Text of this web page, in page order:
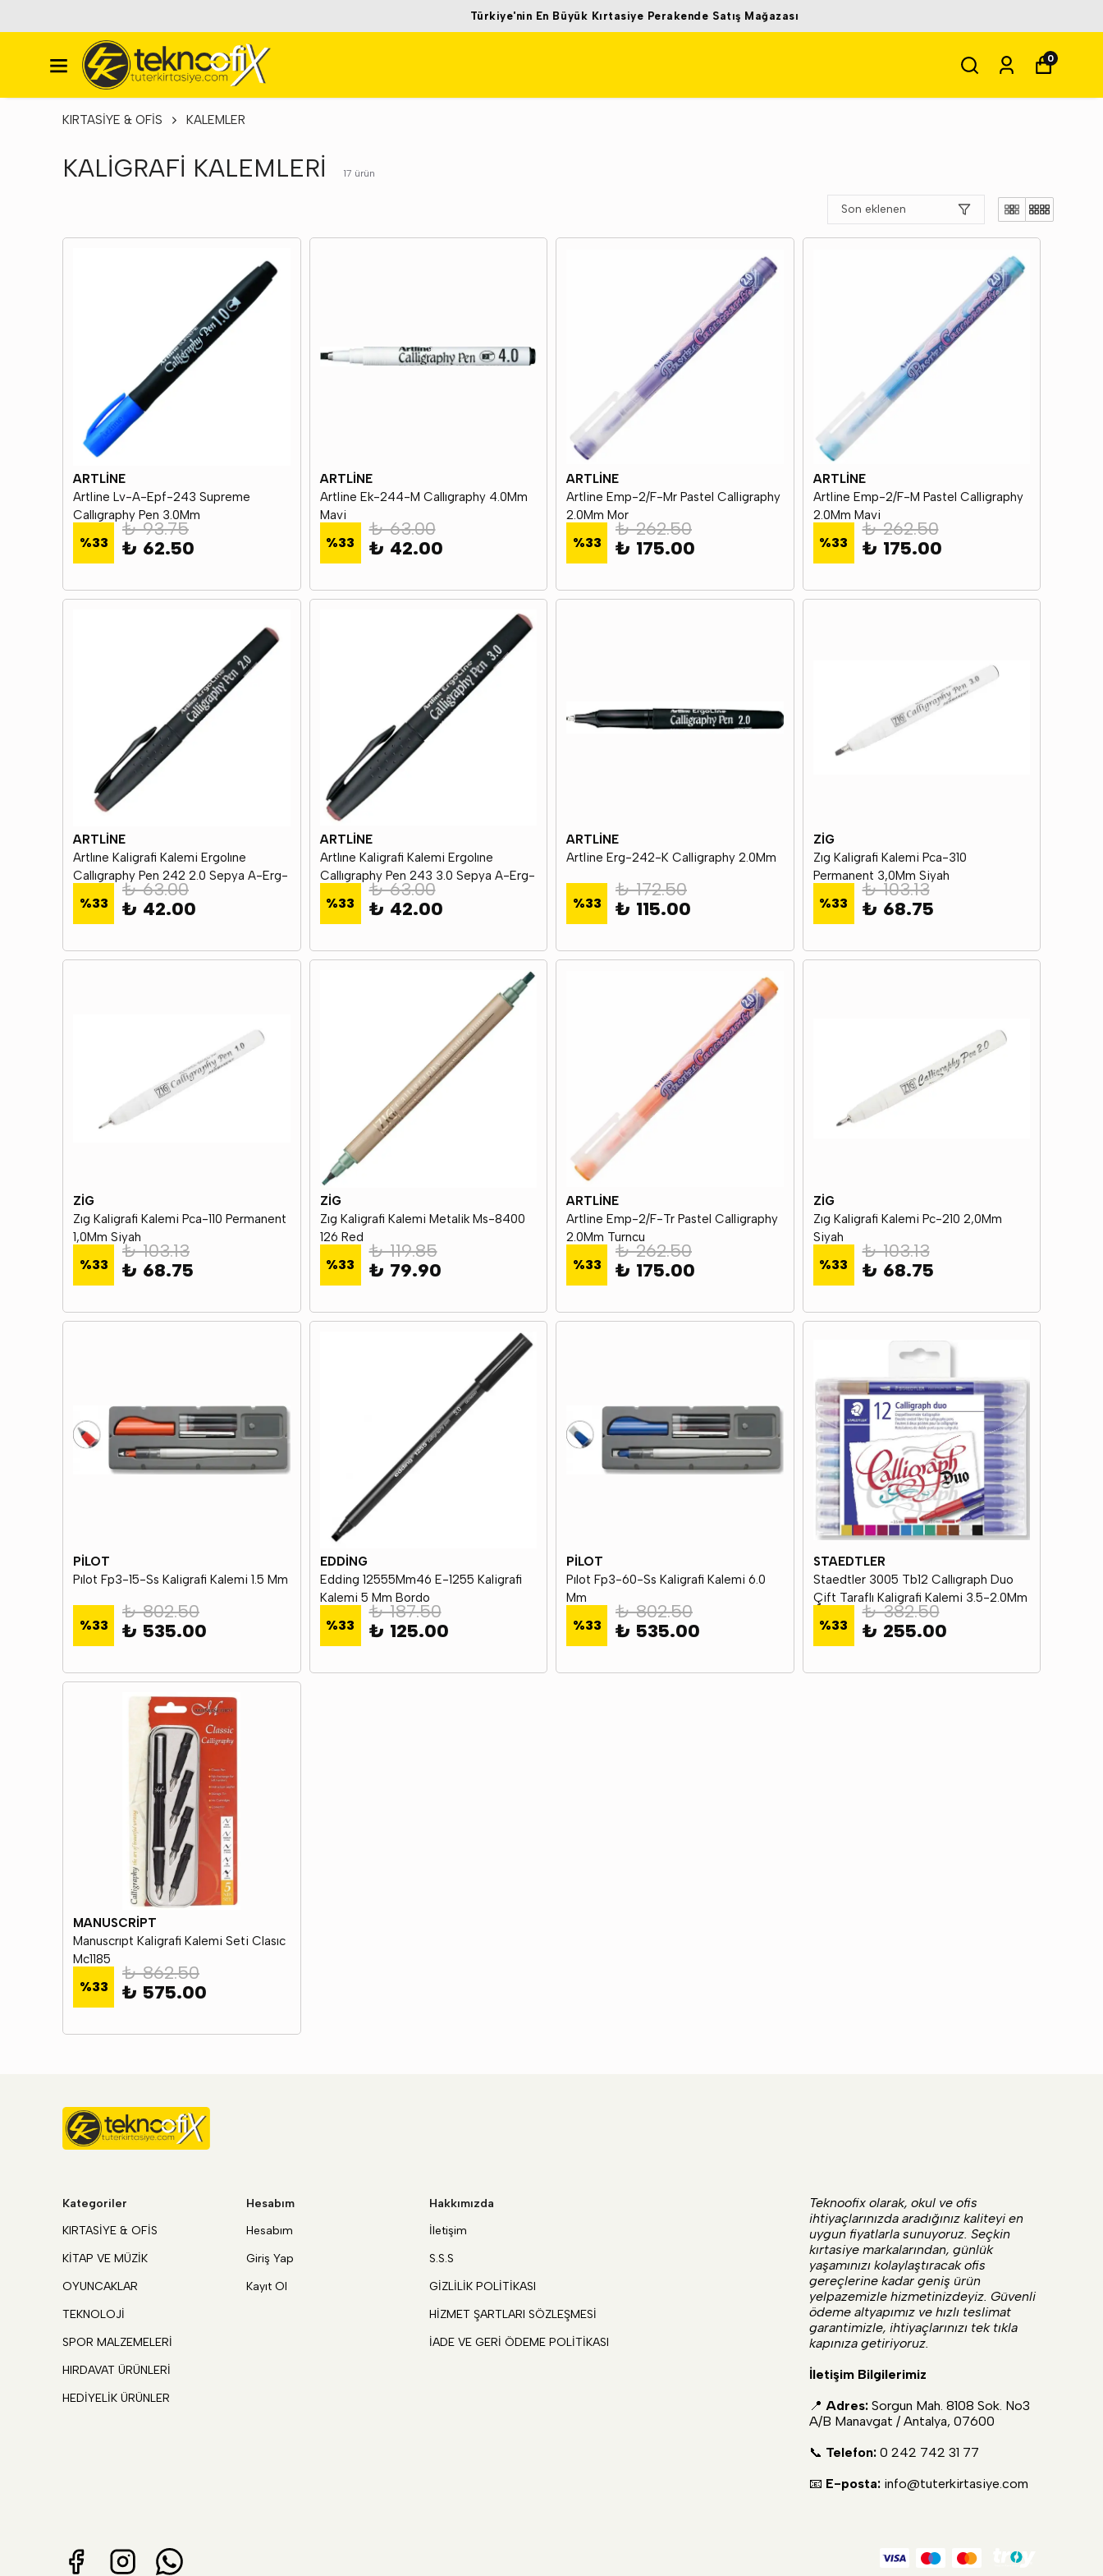
Türkiye'nin En Büyük Kırtasiye Perakende Satış Mağazası
0
KIRTASİYE & OFİS KALEMLER
KALİGRAFİ KALEMLERİ 17 ürün
Son eklenen
ARTLİNE
Artline Lv-A-Epf-243 Supreme
Callıgraphy Pen 3.0Mm
%33
₺ 93.75
₺ 62.50
ARTLİNE
Artline Ek-244-M Callıgraphy 4.0Mm
Mavi
%33
₺ 63.00
₺ 42.00
ARTLİNE
Artline Emp-2/F-Mr Pastel Calligraphy
2.0Mm Mor
%33
₺ 262.50
₺ 175.00
ARTLİNE
Artline Emp-2/F-M Pastel Calligraphy
2.0Mm Mavi
%33
₺ 262.50
₺ 175.00
ARTLİNE
Artlıne Kaligrafi Kalemi Ergolıne
Callıgraphy Pen 242 2.0 Sepya A-Erg-
242 Sepıa
%33
₺ 63.00
₺ 42.00
ARTLİNE
Artlıne Kaligrafi Kalemi Ergolıne
Callıgraphy Pen 243 3.0 Sepya A-Erg-
243 Sepıa
%33
₺ 63.00
₺ 42.00
ARTLİNE
Artline Erg-242-K Calligraphy 2.0Mm
%33
₺ 172.50
₺ 115.00
ZİG
Zıg Kaligrafi Kalemi Pca-310
Permanent 3,0Mm Siyah
%33
₺ 103.13
₺ 68.75
ZİG
Zıg Kaligrafi Kalemi Pca-110 Permanent
1,0Mm Siyah
%33
₺ 103.13
₺ 68.75
ZİG
Zıg Kaligrafi Kalemi Metalik Ms-8400
126 Red
%33
₺ 119.85
₺ 79.90
ARTLİNE
Artline Emp-2/F-Tr Pastel Calligraphy
2.0Mm Turncu
%33
₺ 262.50
₺ 175.00
ZİG
Zıg Kaligrafi Kalemi Pc-210 2,0Mm
Siyah
%33
₺ 103.13
₺ 68.75
PİLOT
Pılot Fp3-15-Ss Kaligrafi Kalemi 1.5 Mm
%33
₺ 802.50
₺ 535.00
EDDİNG
Edding 12555Mm46 E-1255 Kaligrafi
Kalemi 5 Mm Bordo
%33
₺ 187.50
₺ 125.00
PİLOT
Pılot Fp3-60-Ss Kaligrafi Kalemi 6.0
Mm
%33
₺ 802.50
₺ 535.00
STAEDTLER
Staedtler 3005 Tb12 Callıgraph Duo
Çift Taraflı Kaligrafi Kalemi 3.5-2.0Mm
%33
₺ 382.50
₺ 255.00
MANUSCRİPT
Manuscrıpt Kaligrafi Kalemi Seti Clasıc
Mc1185
%33
₺ 862.50
₺ 575.00
Kategoriler
KIRTASİYE & OFİS
KİTAP VE MÜZİK
OYUNCAKLAR
TEKNOLOJİ
SPOR MALZEMELERİ
HIRDAVAT ÜRÜNLERİ
HEDİYELİK ÜRÜNLER
Hesabım
Hesabım
Giriş Yap
Kayıt Ol
Hakkımızda
İletişim
S.S.S
GİZLİLİK POLİTİKASI
HİZMET ŞARTLARI SÖZLEŞMESİ
İADE VE GERİ ÖDEME POLİTİKASI
Teknoofix olarak, okul ve ofis
ihtiyaçlarınızda aradığınız kaliteyi en
uygun fiyatlarla sunuyoruz. Seçkin
kırtasiye markalarından, günlük
yaşamınızı kolaylaştıracak ofis
gereçlerine kadar geniş ürün
yelpazemizle hizmetinizdeyiz. Güvenli
ödeme altyapımız ve hızlı teslimat
garantimizle, ihtiyaçlarınızı tek tıkla
kapınıza getiriyoruz.
İletişim Bilgilerimiz
📍 Adres: Sorgun Mah. 8108 Sok. No3
A/B Manavgat / Antalya, 07600
📞 Telefon: 0 242 742 31 77
📧 E-posta: info@tuterkirtasiye.com